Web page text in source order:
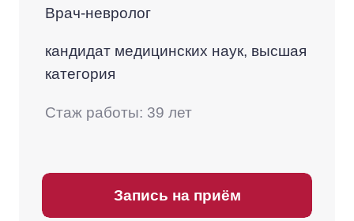
Врач-невролог
кандидат медицинских наук, высшая
категория
Стаж работы: 39 лет
Запись на приём